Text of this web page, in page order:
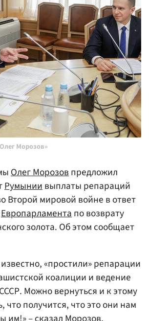
Морозов»
Олег Морозовпредложил
Румыниивыплаты репараций
Второй мировой войне в ответ
Европарламентапо возврату
золота. Об этом сообщает
«простили» репарации
коалиции и ведение
Можно вернуться и к этому
что получится, что это они нам